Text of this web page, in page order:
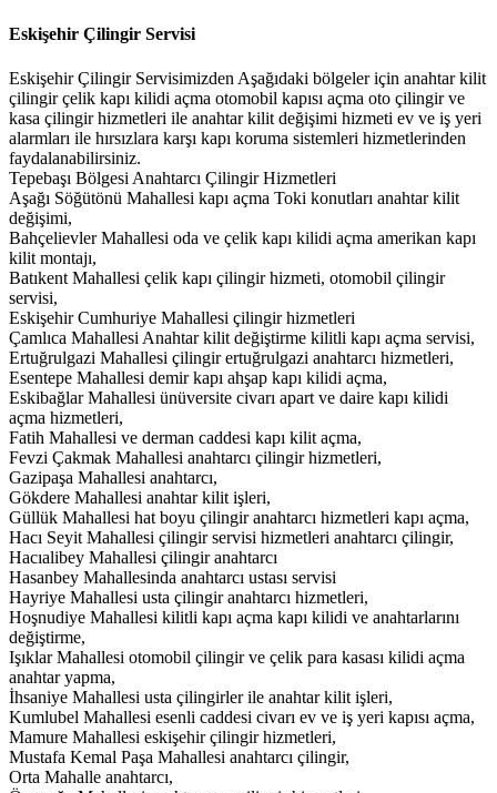
Eskişehir Çilingir Servisi
Eskişehir Çilingir Servisimizden Aşağıdaki bölgeler için anahtar kilit
çilingir çelik kapı kilidi açma otomobil kapısı açma oto çilingir ve
kasa çilingir hizmetleri ile anahtar kilit değişimi hizmeti ev ve iş yeri
alarmları ile hırsızlara karşı kapı koruma sistemleri hizmetlerinden
faydalanabilirsiniz.
Tepebaşı Bölgesi Anahtarcı Çilingir Hizmetleri
Aşağı Söğütönü Mahallesi kapı açma Toki konutları anahtar kilit
değişimi,
Bahçelievler Mahallesi oda ve çelik kapı kilidi açma amerikan kapı
kilit montajı,
Batıkent Mahallesi çelik kapı çilingir hizmeti, otomobil çilingir
servisi,
Eskişehir Cumhuriye Mahallesi çilingir hizmetleri
Çamlıca Mahallesi Anahtar kilit değiştirme kilitli kapı açma servisi,
Ertuğrulgazi Mahallesi çilingir ertuğrulgazi anahtarcı hizmetleri,
Esentepe Mahallesi demir kapı ahşap kapı kilidi açma,
Eskibağlar Mahallesi ünüversite civarı apart ve daire kapı kilidi
açma hizmetleri,
Fatih Mahallesi ve derman caddesi kapı kilit açma,
Fevzi Çakmak Mahallesi anahtarcı çilingir hizmetleri,
Gazipaşa Mahallesi anahtarcı,
Gökdere Mahallesi anahtar kilit işleri,
Güllük Mahallesi hat boyu çilingir anahtarcı hizmetleri kapı açma,
Hacı Seyit Mahallesi çilingir servisi hizmetleri anahtarcı çilingir,
Hacıalibey Mahallesi çilingir anahtarcı
Hasanbey Mahallesinda anahtarcı ustası servisi
Hayriye Mahallesi usta çilingir anahtarcı hizmetleri,
Hoşnudiye Mahallesi kilitli kapı açma kapı kilidi ve anahtarlarını
değiştirme,
Işıklar Mahallesi otomobil çilingir ve çelik para kasası kilidi açma
anahtar yapma,
İhsaniye Mahallesi usta çilingirler ile anahtar kilit işleri,
Kumlubel Mahallesi esenli caddesi civarı ev ve iş yeri kapısı açma,
Mamure Mahallesi eskişehir çilingir hizmetleri,
Mustafa Kemal Paşa Mahallesi anahtarcı çilingir,
Orta Mahalle anahtarcı,